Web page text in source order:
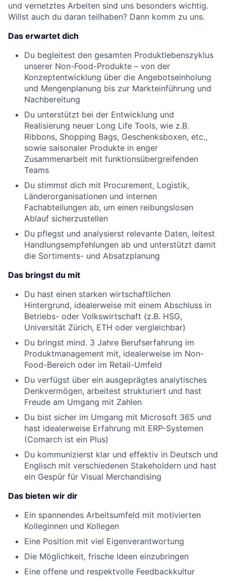
und vernetztes Arbeiten sind uns besonders wichtig.
Willst auch du daran teilhaben? Dann komm zu uns.
Das erwartet dich
Du begleitest den gesamten Produktlebenszyklus
unserer Non-Food-Produkte – von der
Konzeptentwicklung über die Angebotseinholung
und Mengenplanung bis zur Markteinführung und
Nachbereitung
Du unterstützt bei der Entwicklung und
Realisierung neuer Long Life Tools, wie z.B.
Ribbons, Shopping Bags, Geschenksboxen, etc.,
sowie saisonaler Produkte in enger
Zusammenarbeit mit funktionsübergreifenden
Teams
Du stimmst dich mit Procurement, Logistik,
Länderorganisationen und internen
Fachabteilungen ab, um einen reibungslosen
Ablauf sicherzustellen
Du pflegst und analysierst relevante Daten, leitest
Handlungsempfehlungen ab und unterstützt damit
die Sortiments- und Absatzplanung
Das bringst du mit
Du hast einen starken wirtschaftlichen
Hintergrund, idealerweise mit einem Abschluss in
Betriebs- oder Volkswirtschaft (z.B. HSG,
Universität Zürich, ETH oder vergleichbar)
Du bringst mind. 3 Jahre Berufserfahrung im
Produktmanagement mit, idealerweise im Non-
Food-Bereich oder im Retail-Umfeld
Du verfügst über ein ausgeprägtes analytisches
Denkvermögen, arbeitest strukturiert und hast
Freude am Umgang mit Zahlen
Du bist sicher im Umgang mit Microsoft 365 und
hast idealerweise Erfahrung mit ERP-Systemen
(Comarch ist ein Plus)
Du kommunizierst klar und effektiv in Deutsch und
Englisch mit verschiedenen Stakeholdern und hast
ein Gespür für Visual Merchandising
Das bieten wir dir
Ein spannendes Arbeitsumfeld mit motivierten
Kolleginnen und Kollegen
Eine Position mit viel Eigenverantwortung
Die Möglichkeit, frische Ideen einzubringen
Eine offene und respektvolle Feedbackkultur